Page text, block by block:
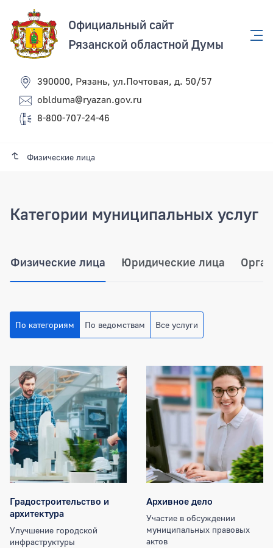
Официальный сайт
Рязанской областной Думы
390000, Рязань, ул.Почтовая, д. 50/57
oblduma@ryazan.gov.ru
8-800-707-24-46
Физические лица
Категории муниципальных услуг
Физические лица Юридические лица
По категориям По ведомствам Все услуги
Категории муниципальных услуг
Градостроительство и
архитектура
Улучшение городской
инфраструктуры
Архивное дело
Участие в обсуждении
муниципальных правовых
актов